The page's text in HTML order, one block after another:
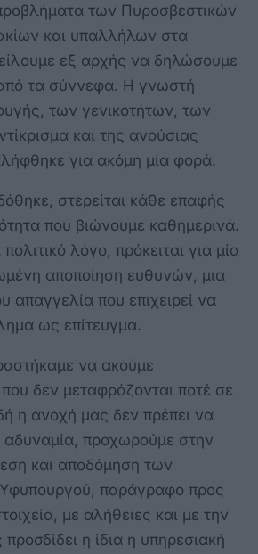
των Πυροσβεστικών
και υπαλλήλων στα
εξ αρχής να δηλώσουμε
τα σύννεφα. Η γνωστή
των γενικοτήτων, των
και της ανούσιας
για ακόμη μία φορά.
στερείται κάθε επαφής
που βιώνουμε καθημερινά.
λόγο, πρόκειται για μία
αποποίηση ευθυνών, μια
απαγγελία που επιχειρεί να
ως επίτευγμα.
να ακούμε
δεν μεταφράζονται ποτέ σε
η ανοχή μας δεν πρέπει να
προχωρούμε στην
και αποδόμηση των
παράγραφο προς
με αλήθειες και με την
η ίδια η υπηρεσιακή